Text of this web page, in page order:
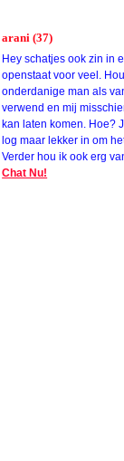
arani (37)
Hey schatjes ook zin in
openstaat voor veel.
onderdanige man als
verwend en mij
kan laten komen. Hoe?
log maar lekker in om
Verder hou ik ook erg
allerlei speeltje
Chat Nu!